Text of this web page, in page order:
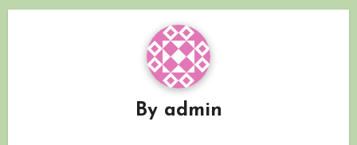
By admin